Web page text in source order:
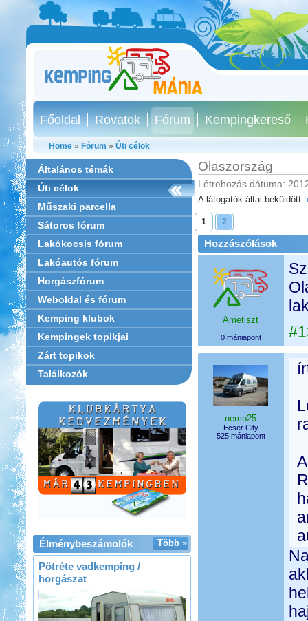
Főoldal Rovatok Fórum Kempingkereső
Home » Fórum » Úti célok
Általános témák
Úti célok
Műszaki parcella
Sátoros fórum
Lakókocsis fórum
Lakóautós fórum
Horgászfórum
Weboldal és fórum
Kemping klubok
Kempingek topikjai
Zárt topikok
Találkozók
Több »
Élménybeszámolók
Pötréte vadkemping /
horgászat
Olaszország
Létrehozás dátuma:
A látogatók által beküldött
1 2
Hozzászólások
Ametiszt
0 mániapont
nemo25
Ecser City
525 mániapont